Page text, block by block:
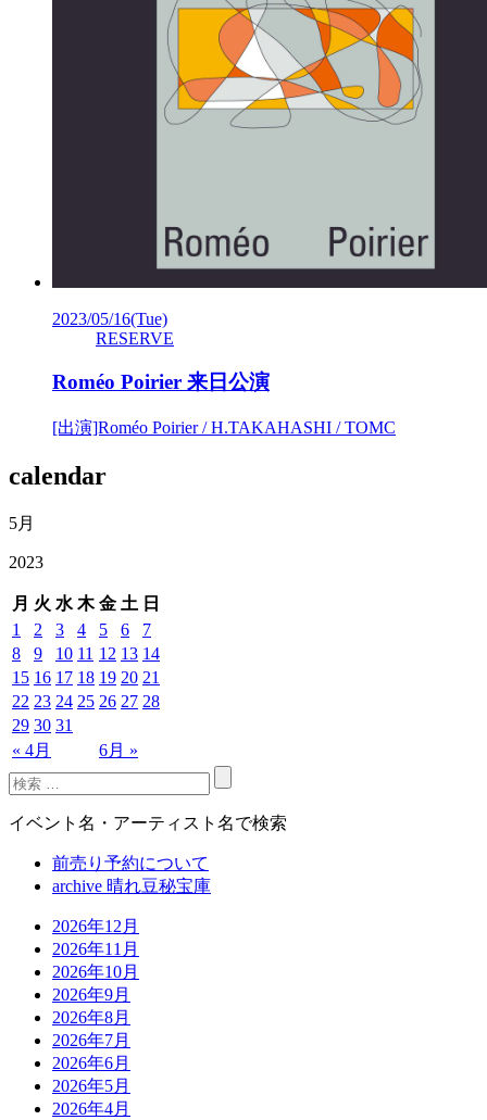
2023/05/16(Tue)
RESERVE
Roméo Poirier 来日公演
[出演]Roméo Poirier / H.TAKAHASHI / TOMC
calendar
5月
2023
月 火 水 木 金 土 日
« 4月 6月 »
1 2 3 4 5 6
7
8
9 10 11 12 13 14
15 16 17 18 19 20 21
22 23 24 25 26 27 28
29 30 31
イベント名・アーティスト名で検索
前売り予約について
archive 晴れ豆秘宝庫
2026年12月
2026年11月
2026年10月
2026年9月
2026年8月
2026年7月
2026年6月
2026年5月
2026年4月